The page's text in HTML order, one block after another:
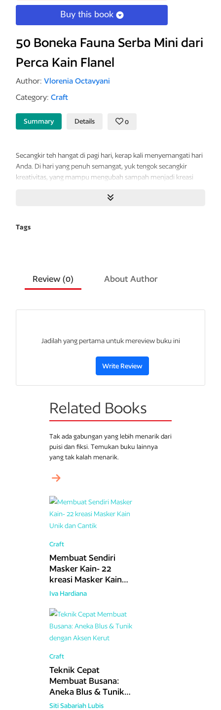
Buy this book
50 Boneka Fauna Serba Mini dari
Perca Kain Flanel
Author: Vlorenia Octavyani
Category: Craft
Summary Details 0
Secangkir teh hangat di pagi hari, kerap kali menyemangati hari
Anda. Di hari yang penuh semangat, yuk tengok secangkir
kreativitas, yang mampu mengubah sampah menjadi kreasi
lucu dan menggemaskan.
waktu singkat.
Tags
Review (0) About Author
Jadilah yang pertama untuk mereview buku ini
Write Review
Related Books
Tak ada gabungan yang lebih menarik dari
puisi dan fiksi. Temukan buku lainnya
yang tak kalah menarik.
Craft
Membuat Sendiri
Masker Kain- 22
kreasi Masker Kain
Unik dan Cantik
Iva Hardiana
Craft
Teknik Cepat
Membuat Busana:
Aneka Blus & Tunik
dengan Aksen Kerut
Siti Sabariah Lubis